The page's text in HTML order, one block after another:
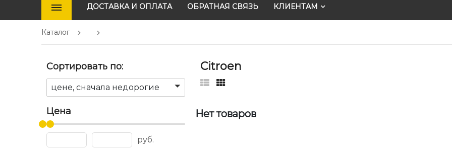
ДОСТАВКА И ОПЛАТА ОБРАТНАЯ СВЯЗЬ КЛИЕНТАМ
Каталог
Сортировать по:
цене, сначала недорогие
Цена
руб.
Citroen
Нет товаров